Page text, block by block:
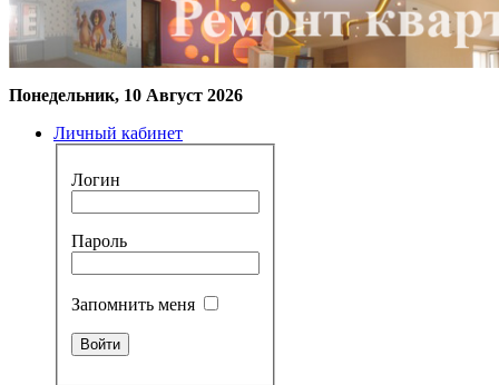
Понедельник, 10 Август 2026
Личный кабинет
Логин
Пароль
Запомнить меня